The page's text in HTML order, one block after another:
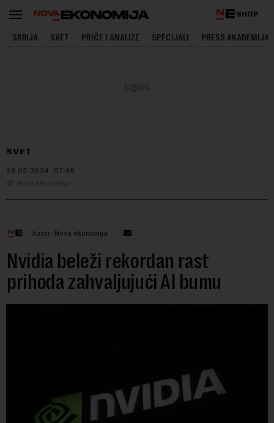
SHOP
SRBIJA SVET PRIČE I ANALIZE SPECIJALI PRESS AKADEMIJA
SVET
26.02.2024. 07:45
Nova ekonomija
Autor: Nova ekonomija
Nvidia beleži rekordan rast
prihoda zahvaljujući AI bumu